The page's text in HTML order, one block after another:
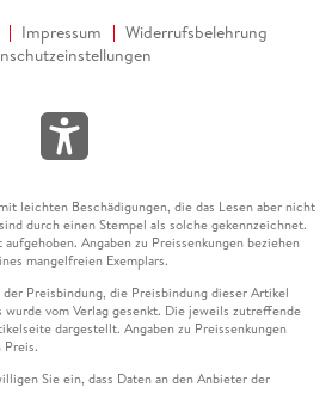
Impressum
Widerrufsbelehrung
leichten Beschädigungen, die das Lesen aber nicht
durch einen Stempel als solche gekennzeichnet.
Angaben zu Preissenkungen beziehen
mangelfreien Exemplars.
Preisbindung, die Preisbindung dieser Artikel
vom Verlag gesenkt. Die jeweils zutreffende
dargestellt. Angaben zu Preissenkungen
Preis.
Sie ein, dass Daten an den Anbieter der